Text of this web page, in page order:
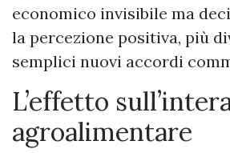
economico invisibile ma
la percezione positiva, più
semplici nuovi accordi
L’effetto
agroalimentare